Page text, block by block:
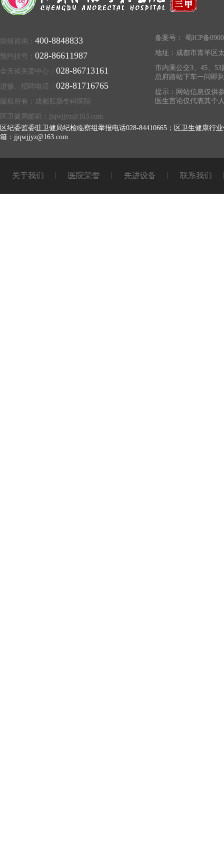
病情咨询： 400-8848833
预约挂号： 028-86611987
全天候关爱中心： 028-86713161
进修、招聘电话： 028-81716765
版权所有：成都肛肠专科医院
区卫健局邮箱：jjqwjjyz@163.com
备案号：
蜀ICP备
地址：成都市青羊区
市内乘公交3、45、
总府路站下车一问即
提示：网站信息仅供
医生言论仅代表其个
区纪委监委驻卫健局纪检临察组举报电话028-84410665；区卫生健康行
箱：jjqwjjyz@163.com
关于我们 医院荣誉 先进设备 联系我们